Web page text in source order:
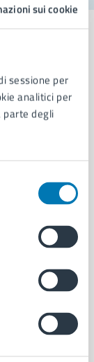
sui cookie
sessione per
analitici per
parte degli